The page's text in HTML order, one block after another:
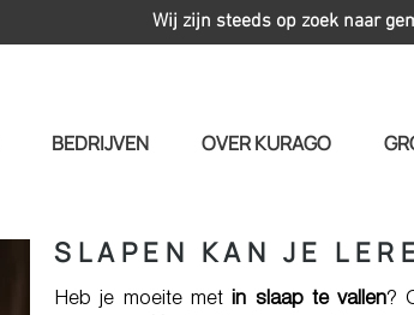
Wij zijn steeds op zoek naar
BEDRIJVEN OVER KURAGO
SLAPEN KAN JE
Heb je moeite metin slaap te vallen?